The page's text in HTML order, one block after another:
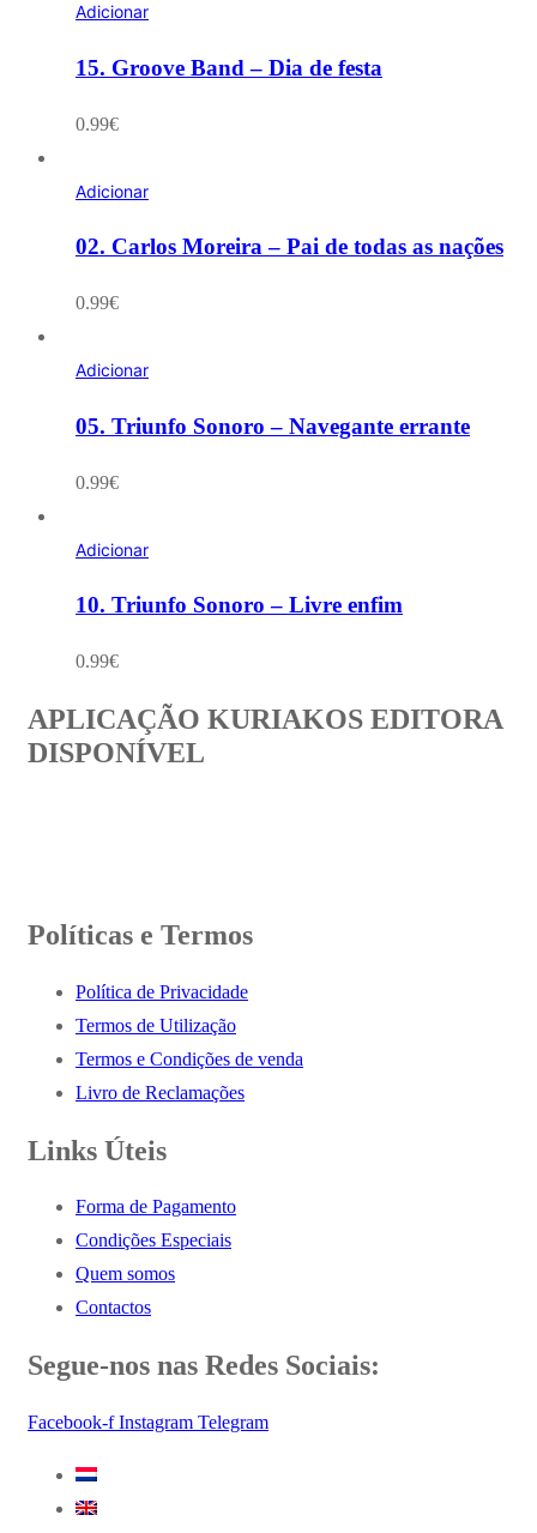
Adicionar
15. Groove Band – Dia de festa
0.99€
Adicionar
02. Carlos Moreira – Pai de todas as nações
0.99€
Adicionar
05. Triunfo Sonoro – Navegante errante
0.99€
Adicionar
10. Triunfo Sonoro – Livre enfim
0.99€
APLICAÇÃO KURIAKOS EDITORA
DISPONÍVEL
Políticas e Termos
Política de Privacidade
Termos de Utilização
Termos e Condições de venda
Livro de Reclamações
Links Úteis
Forma de Pagamento
Condições Especiais
Quem somos
Contactos
Segue-nos nas Redes Sociais:
Facebook-f Instagram Telegram